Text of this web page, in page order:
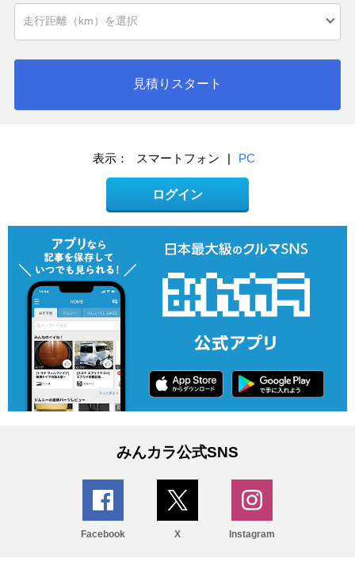
見積りスタート
表示： スマートフォン | PC
ログイン
みんカラ公式SNS
Facebook X Instagram